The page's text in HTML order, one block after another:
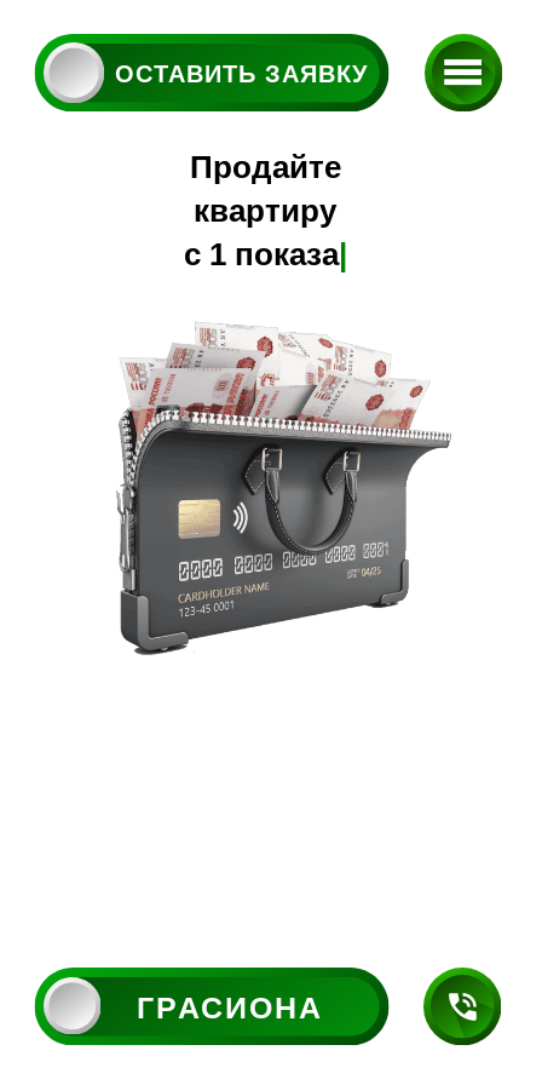
ОСТАВИТЬ ЗАЯВКУ
Продайте
квартиру
с 1 показа